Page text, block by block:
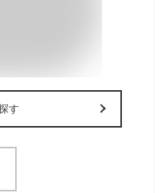
す